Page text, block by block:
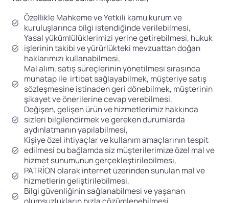
Özellikle Mahkeme ve Yetkili kamu kurum ve
kuruluşlarınca bilgi istendiğinde verilebilmesi,
Yasal yükümlülüklerimizi yerine getirebilmesi, hukuk
işlerinin takibi ve yürürlükteki mevzuattan doğan
haklarımızı kullanabilmesi,
Mal alım, satış süreçlerinin yönetilmesi sırasında
muhatap ile irtibat sağlayabilmek, müşteriye satış
sözleşmesine istinaden geri dönebilmek, müşterinin
şikayet ve önerilerine cevap verebilmesi,
Değişen, gelişen ürün ve hizmetlerimiz hakkında
sizleri bilgilendirmek ve gereken durumlarda
aydınlatmanın yapılabilmesi,
Kişiye özel ihtiyaçlar ve kullanım amaçlarının tespit
edilmesi bu bağlamda siz müşterilerimize özel mal ve
hizmet sunumunun gerçekleştirilebilmesi,
PATRİON olarak internet üzerinden sunulan mal ve
hizmetlerin geliştirilebilmesi,
Bilgi güvenliğinin sağlanabilmesi ve yaşanan